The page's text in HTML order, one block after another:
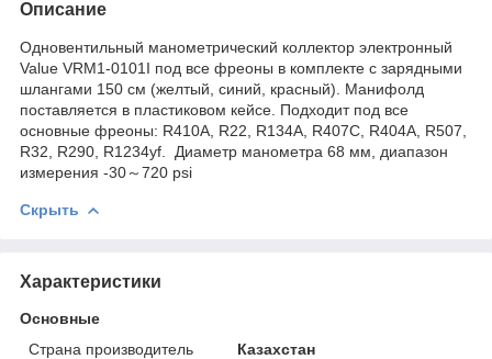
Описание
Одновентильный манометрический коллектор электронный
Value VRM1-0101I под все фреоны в комплекте с зарядными
шлангами 150 см (желтый, синий, красный). Манифолд
поставляется в пластиковом кейсе. Подходит под все
основные фреоны: R410A, R22, R134A, R407C, R404A, R507,
R32, R290, R1234yf. Диаметр манометра 68 мм, диапазон
измерения -30～720 psi
Скрыть
Характеристики
Основные
Страна производитель
Казахстан